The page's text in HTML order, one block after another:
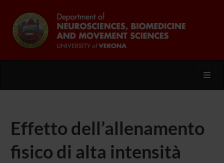
Effetto dell’allenamento
fisico di alta intensità